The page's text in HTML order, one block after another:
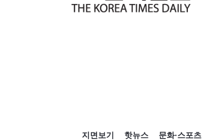
지면보기 핫뉴스 문화·스포츠